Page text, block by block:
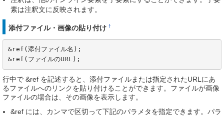
素は注釈文に反映されます。
添付ファイル・画像の貼り付け †
&ref(添付ファイル名);
&ref(ファイルのURL);
行中で &ref を記述すると、添付ファイルまたは指定されたURLにあ
るファイルへのリンクを貼り付けることができます。ファイルが画像
ファイルの場合は、その画像を表示します。
&ref には、カンマで区切って下記のパラメタを指定できます。パラ